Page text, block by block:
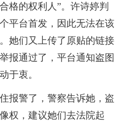
格的权利人”。许诗婷判
平台首发，因此无法在该
她们又上传了原贴的链接
报通过了，平台通知盗图
于衷。
报警了，警察告诉她，盗
权，建议她们去法院起